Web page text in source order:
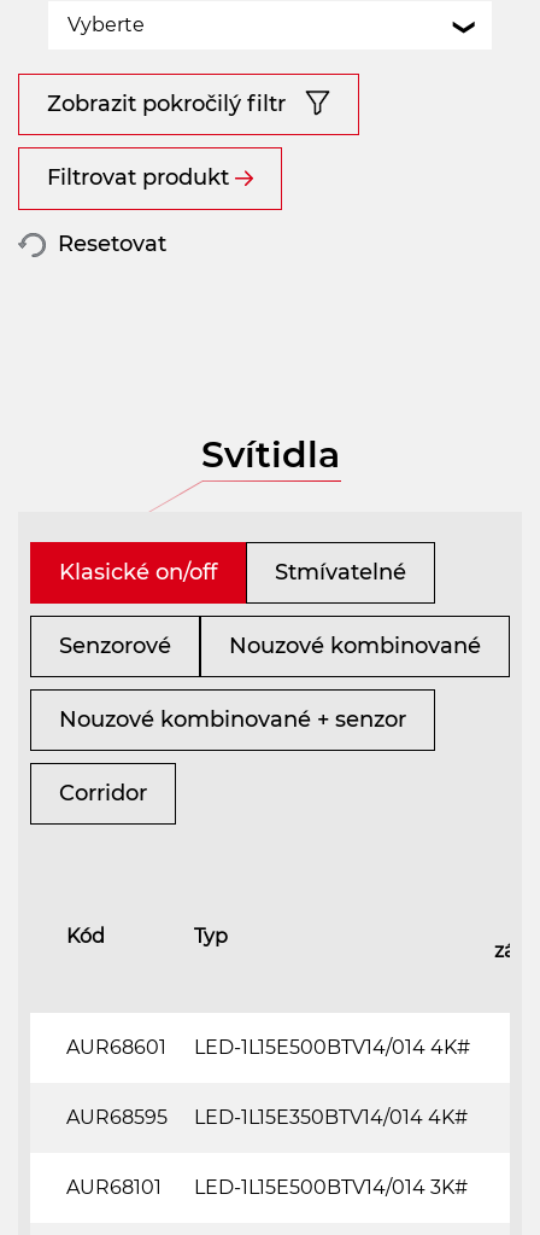
Vyberte
Zobrazit pokročilý filtr
Filtrovat produkt
Resetovat
Svítidla
Klasické on/off Stmívatelné
Senzorové Nouzové kombinované
Nouzové kombinované + senzor
Corridor
Kód Typ
AUR68601 LED-1L15E500BTV14/014 4K#
AUR68595 LED-1L15E350BTV14/014 4K#
AUR68101 LED-1L15E500BTV14/014 3K#